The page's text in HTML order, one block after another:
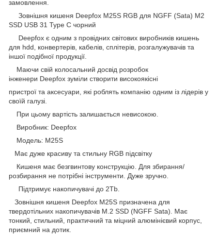
замовлення.
Зовнішня кишеня Deepfox M25S RGB для NGFF (Sata) M2
SSD USB 31 Type C чорний
Deepfox є одним з провідних світових виробників кишень
для hdd, конвертерів, кабелів, сплітерів, розгалужувачів та
іншої подібної продукції.
Маючи свій колосальний досвід розробок
інженери Deepfox зуміли створити високоякісні
пристрої та аксесуари, які роблять компанію одним із лідерів у
своїй галузі.
При цьому вартість залишається невисокою.
Виробник: Deepfox
Модель: M25S
Має дуже красиву та стильну RGB підсвітку
Кишеня має безгвинтову конструкцію. Для збирання/
розбирання не потрібні інструменти. Дуже зручно.
Підтримує накопичувачі до 2Tb.
Зовнішня кишеня Deepfox M25S призначена для
твердотільних накопичувачів M.2 SSD (NGFF Sata). Має
тонкий, стильний, практичний та міцний алюмінієвий корпус,
приємний на дотик.